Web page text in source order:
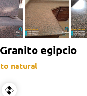
egipcio
natural